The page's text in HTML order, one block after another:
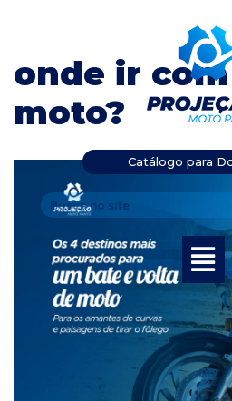
para
conteúdo
Catálogo para
onde ir
moto?